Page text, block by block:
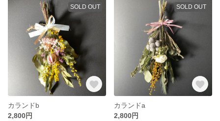
SOLD OUT
カランドb
2,800円
SOLD OUT
カランドa
2,800円